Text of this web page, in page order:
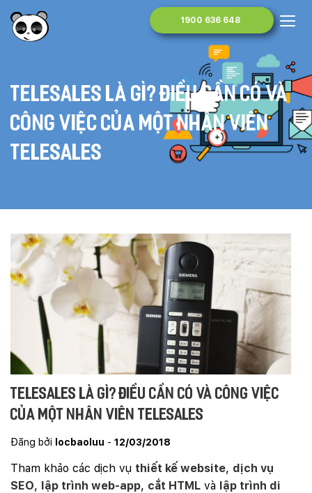
1900 636 648
Telesales là gì? Điều cần có và
công việc của một nhân viên
telesales
Telesales là gì? Điều cần có và công việc
của một nhân viên telesales
Đăng bởi locbaoluu - 12/03/2018
Tham khảo các dịch vụ thiết kế website, dịch vụ
SEO, lập trình web-app, cắt HTML và lập trình di